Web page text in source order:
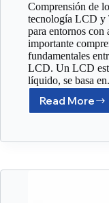
Comprensión de
tecnología LCD y
para entornos con
importante
fundamentales
LCD. Un LCD
líquido, se basa
Read More